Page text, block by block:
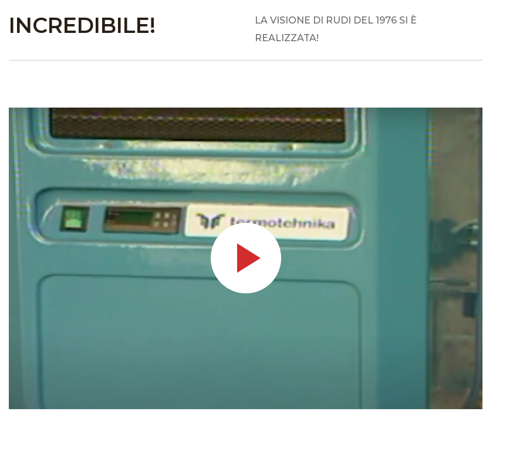
INCREDIBILE!
LA VISIONE DI RUDI DEL 1976 SI È
REALIZZATA!